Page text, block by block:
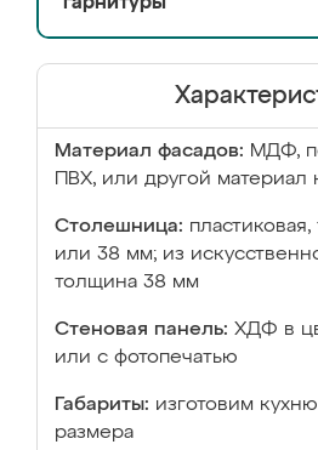
Материал фасадов: МДФ,
ПВХ, или другой
Столешница:
или 38 мм; из
толщина 38 мм
Стеновая панель: ХДФ в
или с фотопечатью
Габариты: изготовим
размера